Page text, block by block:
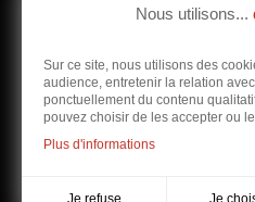
Livraisons
Information sur les
Nous utilisons...
Sur ce site, nous utilisons des
audience, entretenir la relation
ponctuellement du contenu
pouvez choisir de les accepter ou
Plus d'informations
Je refuse Je
Paramètres des